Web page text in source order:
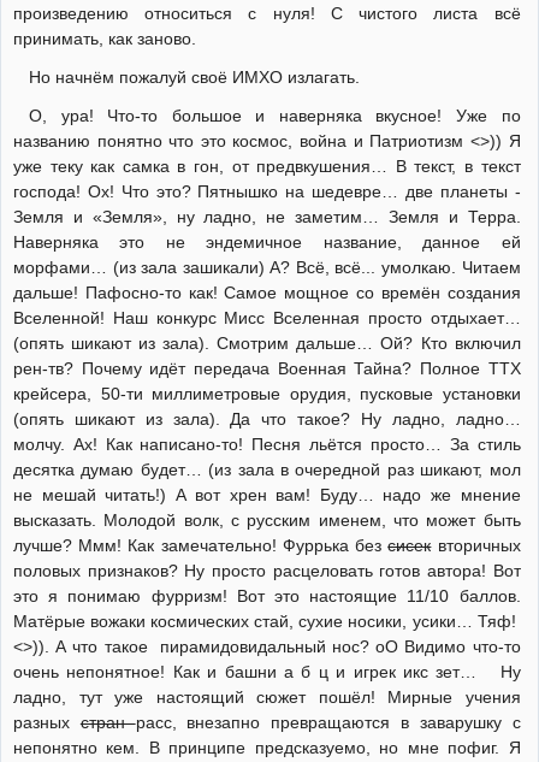
произведению относиться с нуля! С чистого листа всё
принимать, как заново.
Но начнём пожалуй своё ИМХО излагать.
О, ура! Что-то большое и наверняка вкусное! Уже по
названию понятно что это космос, война и Патриотизм <>)) Я
уже теку как самка в гон, от предвкушения… В текст, в текст
господа! Ох! Что это? Пятнышко на шедевре… две планеты -
Земля и «Земля», ну ладно, не заметим… Земля и Терра.
Наверняка это не эндемичное название, данное ей
морфами… (из зала зашикали) А? Всё, всё... умолкаю. Читаем
дальше! Пафосно-то как! Самое мощное со времён создания
Вселенной! Наш конкурс Мисс Вселенная просто отдыхает…
(опять шикают из зала). Смотрим дальше… Ой? Кто включил
рен-тв? Почему идёт передача Военная Тайна? Полное ТТХ
крейсера, 50-ти миллиметровые орудия, пусковые установки
(опять шикают из зала). Да что такое? Ну ладно, ладно…
молчу. Ах! Как написано-то! Песня льётся просто… За стиль
десятка думаю будет… (из зала в очередной раз шикают, мол
не мешай читать!) А вот хрен вам! Буду… надо же мнение
высказать. Молодой волк, с русским именем, что может быть
лучше? Ммм! Как замечательно! Фуррька безсисеквторичных
половых признаков? Ну просто расцеловать готов автора! Вот
это я понимаю фурризм! Вот это настоящие 11/10 баллов.
Матёрые вожаки космических стай, сухие носики, усики… Тяф!
<>)). А что такое пирамидовидальный нос? оО Видимо что-то
очень непонятное! Как и башни а б ц и игрек икс зет… Ну
ладно, тут уже настоящий сюжет пошёл! Мирные учения
разныхстранрасс, внезапно превращаются в заварушку с
непонятно кем. В принципе предсказуемо, но мне пофиг. Я